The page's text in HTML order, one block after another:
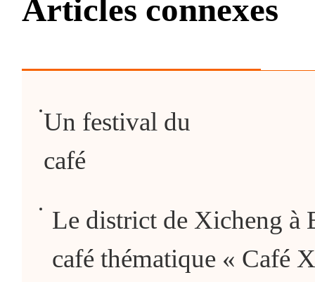
Articles connexes
Un festival du
café
Le district de Xicheng à
café thématique « Café